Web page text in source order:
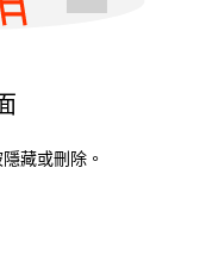
藏或刪除。